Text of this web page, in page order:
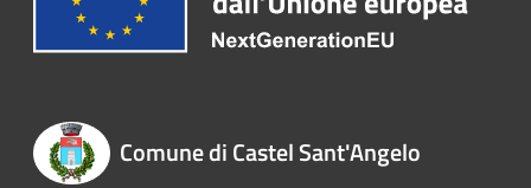
Comune di Castel Sant'Angelo